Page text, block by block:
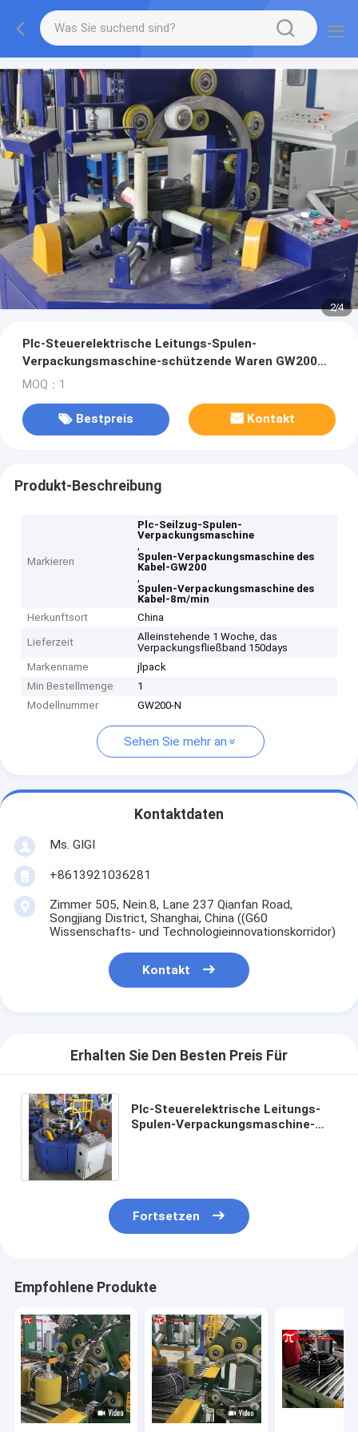
2/4
Plc-Steuerelektrische Leitungs-Spulen-
Verpackungsmaschine-schützende Waren GW200
8m/Min Roller Speed
MOQ：1
Bestpreis Kontakt
Produkt-Beschreibung
Markieren
Plc-Seilzug-Spulen-
Verpackungsmaschine
,
Spulen-Verpackungsmaschine des
Kabel-GW200
,
Spulen-Verpackungsmaschine des
Kabel-8m/min
Herkunftsort
China
Lieferzeit
Alleinstehende 1 Woche, das
Verpackungsfließband 150days
Markenname
jlpack
Min Bestellmenge
1
Modellnummer
GW200-N
Sehen Sie mehr an
Kontaktdaten
Ms. GIGI
+8613921036281
Zimmer 505, Nein.8, Lane 237 Qianfan Road,
Songjiang District, Shanghai, China ((G60
Wissenschafts- und Technologieinnovationskorridor)
Kontakt
Erhalten Sie Den Besten Preis Für
Plc-Steuerelektrische Leitungs-
Spulen-Verpackungsmaschine-
Fortsetzen
Empfohlene Produkte